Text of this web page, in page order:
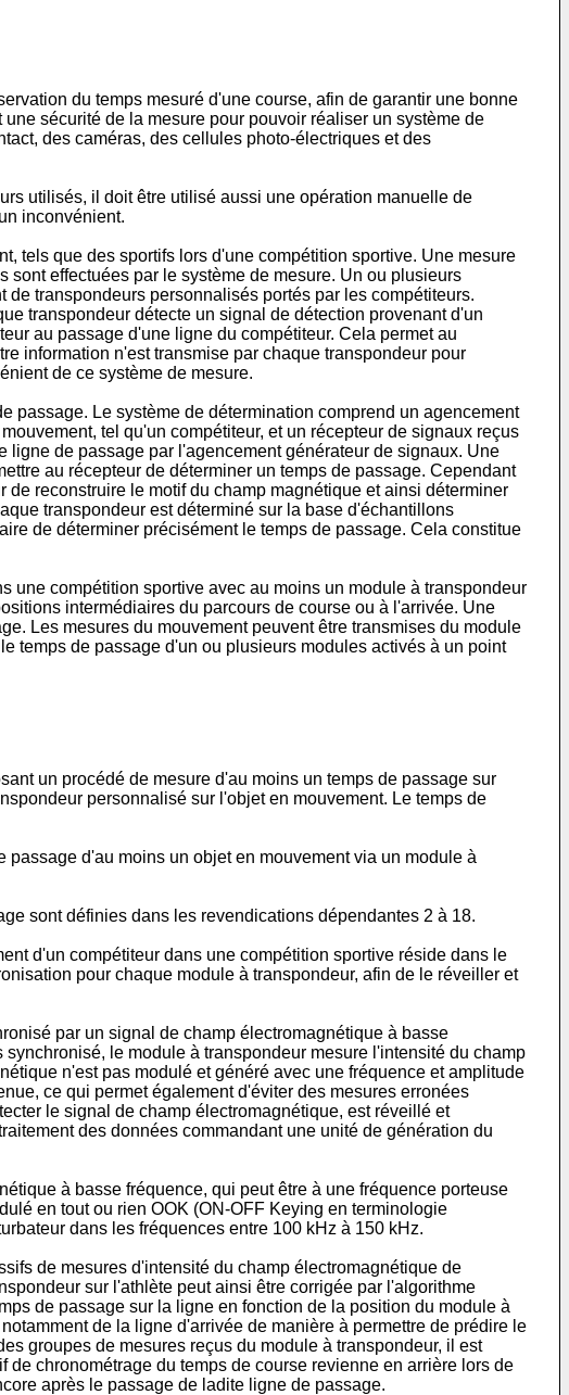
du temps mesuré d'une course, afin de garantir une bonne
sécurité de la mesure pour pouvoir réaliser un système de
des caméras, des cellules photo-électriques et des
utilisés, il doit être utilisé aussi une opération manuelle de
inconvénient.
tels que des sportifs lors d'une compétition sportive. Une mesure
effectuées par le système de mesure. Un ou plusieurs
transpondeurs personnalisés portés par les compétiteurs.
transpondeur détecte un signal de détection provenant d'un
au passage d'une ligne du compétiteur. Cela permet au
information n'est transmise par chaque transpondeur pour
de ce système de mesure.
passage. Le système de détermination comprend un agencement
tel qu'un compétiteur, et un récepteur de signaux reçus
de passage par l'agencement générateur de signaux. Une
au récepteur de déterminer un temps de passage. Cependant
reconstruire le motif du champ magnétique et ainsi déterminer
transpondeur est déterminé sur la base d'échantillons
de déterminer précisément le temps de passage. Cela constitue
une compétition sportive avec au moins un module à transpondeur
intermédiaires du parcours de course ou à l'arrivée. Une
Les mesures du mouvement peuvent être transmises du module
temps de passage d'un ou plusieurs modules activés à un point
un procédé de mesure d'au moins un temps de passage sur
personnalisé sur l'objet en mouvement. Le temps de
d'au moins un objet en mouvement via un module à
sont définies dans les revendications dépendantes 2 à 18.
d'un compétiteur dans une compétition sportive réside dans le
pour chaque module à transpondeur, afin de le réveiller et
par un signal de champ électromagnétique à basse
le module à transpondeur mesure l'intensité du champ
n'est pas modulé et généré avec une fréquence et amplitude
ce qui permet également d'éviter des mesures erronées
le signal de champ électromagnétique, est réveillé et
des données commandant une unité de génération du
à basse fréquence, qui peut être à une fréquence porteuse
en tout ou rien OOK (ON-OFF Keying en terminologie
dans les fréquences entre 100 kHz à 150 kHz.
de mesures d'intensité du champ électromagnétique de
sur l'athlète peut ainsi être corrigée par l'algorithme
de passage sur la ligne en fonction de la position du module à
de la ligne d'arrivée de manière à permettre de prédire le
groupes de mesures reçus du module à transpondeur, il est
chronométrage du temps de course revienne en arrière lors de
après le passage de ladite ligne de passage.